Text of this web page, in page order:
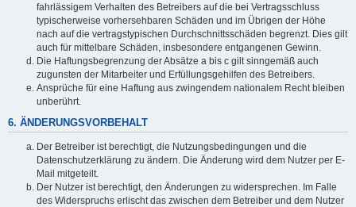
fahrlässigem Verhalten des Betreibers auf die bei Vertragsschluss
typischerweise vorhersehbaren Schäden und im Übrigen der Höhe
nach auf die vertragstypischen Durchschnittsschäden begrenzt. Dies gilt
auch für mittelbare Schäden, insbesondere entgangenen Gewinn.
Die Haftungsbegrenzung der Absätze a bis c gilt sinngemäß auch
zugunsten der Mitarbeiter und Erfüllungsgehilfen des Betreibers.
Ansprüche für eine Haftung aus zwingendem nationalem Recht bleiben
unberührt.
6. ÄNDERUNGSVORBEHALT
Der Betreiber ist berechtigt, die Nutzungsbedingungen und die
Datenschutzerklärung zu ändern. Die Änderung wird dem Nutzer per E-
Mail mitgeteilt.
Der Nutzer ist berechtigt, den Änderungen zu widersprechen. Im Falle
des Widerspruchs erlischt das zwischen dem Betreiber und dem Nutzer